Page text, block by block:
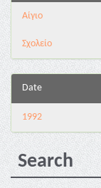
Αίγιο
Σχολείο
Date
1992
Search